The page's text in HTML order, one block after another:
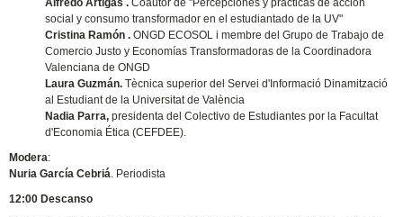
Alfredo Artigas .Coautor de "Percepciones y prácticas de acción
social y consumo transformador en el estudiantado de la UV"
Cristina Ramón .ONGD ECOSOL i membre del Grupo de Trabajo de
Comercio Justo y Economías Transformadoras de la Coordinadora
Valenciana de ONGD
Laura Guzmán.Tècnica superior del Servei d'Informació Dinamització
al Estudiant de la Universitat de València
Nadia Parra,presidenta del Colectivo de Estudiantes por la Facultat
d'Economia Ética (CEFDEE).
Modera:
Nuria García Cebriá. Periodista
12:00 Descanso